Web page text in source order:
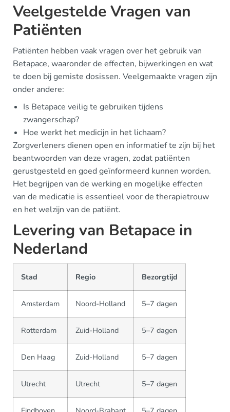
Veelgestelde Vragen van
Patiënten
Patiënten hebben vaak vragen over het gebruik van
Betapace, waaronder de effecten, bijwerkingen en wat
te doen bij gemiste dosissen. Veelgemaakte vragen zijn
onder andere:
Is Betapace veilig te gebruiken tijdens
zwangerschap?
Hoe werkt het medicijn in het lichaam?
Zorgverleners dienen open en informatief te zijn bij het
beantwoorden van deze vragen, zodat patiënten
gerustgesteld en goed geïnformeerd kunnen worden.
Het begrijpen van de werking en mogelijke effecten
van de medicatie is essentieel voor de therapietrouw
en het welzijn van de patiënt.
Levering van Betapace in
Nederland
Stad Regio Bezorgtijd
Amsterdam Noord-Holland 5–7 dagen
Rotterdam Zuid-Holland 5–7 dagen
Den Haag Zuid-Holland 5–7 dagen
Utrecht Utrecht 5–7 dagen